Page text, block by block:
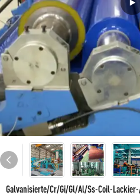
Galvanisierte/Cr/Gi/Gl/Al/Ss-Coil-